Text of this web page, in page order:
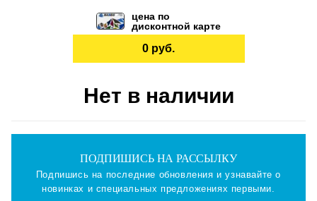
цена по
дисконтной карте
0 руб.
Нет в наличии
ПОДПИШИСЬ НА РАССЫЛКУ
Подпишись на последние обновления и узнавайте о
новинках и специальных предложениях первыми.